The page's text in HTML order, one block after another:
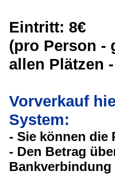
Eintritt: 8€
(pro Person -
allen Plätzen
Vorverkauf
System:
- Sie können die
- Den Betrag
Bankverbindung